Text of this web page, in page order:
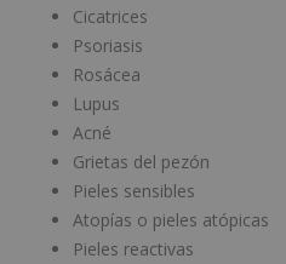
Cicatrices
Psoriasis
Rosácea
Lupus
Acné
Grietas del pezón
Pieles sensibles
Atopías o pieles atópicas
Pieles reactivas